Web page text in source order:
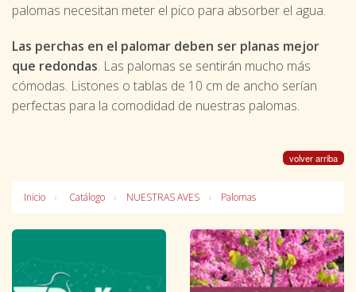
palomas necesitan meter el pico para absorber el agua.
Las perchas en el palomar deben ser planas mejor
que redondas. Las palomas se sentirán mucho más
cómodas. Listones o tablas de 10 cm de ancho serían
perfectas para la comodidad de nuestras palomas.
volver arriba
Inicio Catálogo NUESTRAS AVES Palomas